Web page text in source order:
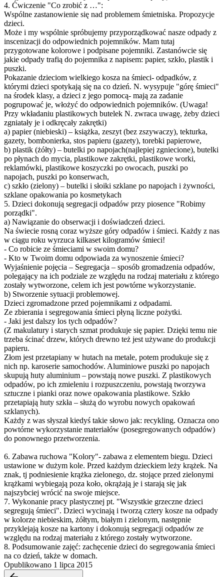
4. Ćwiczenie "Co zrobić z …":
Wspólne zastanowienie się nad problemem śmietniska. Propozycje
dzieci.
Może i my wspólnie spróbujemy przyporządkować nasze odpady z
inscenizacji do odpowiednich pojemników. Mam tutaj
przygotowane kolorowe i podpisane pojemniki. Zastanówcie się
jakie odpady trafią do pojemnika z napisem: papier, szkło, plastik i
puszki.
Pokazanie dzieciom wielkiego kosza na śmieci- odpadków, z
którymi dzieci spotykają się na co dzień. N. wysypuje "górę śmieci"
na środek klasy, a dzieci z jego pomocą- mają za zadanie
pogrupować je, włożyć do odpowiednich pojemników. (Uwaga!
Przy wkładaniu plastikowych butelek N. zwraca uwagę, żeby dzieci
zgniatały je i odkręcały zakrętki)
a) papier (niebieski) – książka, zeszyt (bez zszywaczy), tekturka,
gazety, bombonierka, stos papieru (gazety), torebki papierowe,
b) plastik (żółty) – butelki po napojach(najlepiej zgniecione), butelki
po płynach do mycia, plastikowe zakrętki, plastikowe worki,
reklamówki, plastikowe koszyczki po owocach, puszki po
napojach, puszki po konserwach,
c) szkło (zielony) – butelki i słoiki szklane po napojach i żywności,
szklane opakowania po kosmetykach
5. Dzieci dokonują segregacji odpadów przy piosence "Robimy
porządki".
a) Nawiązanie do obserwacji i doświadczeń dzieci.
Na świecie rosną coraz wyższe góry odpadów i śmieci. Każdy z nas
w ciągu roku wyrzuca kilkaset kilogramów śmieci!
- Co robicie ze śmieciami w swoim domu?
- Kto w Twoim domu odpowiada za wynoszenie śmieci?
Wyjaśnienie pojęcia – Segregacja – sposób gromadzenia odpadów,
polegający na ich podziale ze względu na rodzaj materiału z którego
zostały wytworzone, celem ich jest powtórne wykorzystanie.
b) Stworzenie sytuacji problemowej.
Dzieci zgromadzone przed pojemnikami z odpadami.
Ze zbierania i segregowania śmieci płyną liczne pożytki.
- Jaki jest dalszy los tych odpadów?
(Z makulatury i starych szmat produkuje się papier. Dzięki temu nie
trzeba ścinać drzew, których drewno też jest używane do produkcji
papieru.
Złom jest przetapiany w hutach na metale, potem produkuje się z
nich np. karoserie samochodów. Aluminiowe puszki po napojach
skupują huty aluminium – powstają nowe puszki. Z plastikowych
odpadów, po ich zmieleniu i rozpuszczeniu, powstają tworzywa
sztuczne i pianki oraz nowe opakowania plastikowe. Szkło
przetapiają huty szkła – służą do wyrobu nowych opakowań
szklanych).
Każdy z was słyszał kiedyś takie słowo jak: recykling. Oznacza ono
powtórne wykorzystanie materiałów (posegregowanych odpadów)
do ponownego przetworzenia.
6. Zabawa ruchowa "Kolory"- zabawa z elementem biegu. Dzieci
ustawione w dużym kole. Przed każdym dzieckiem leży krążek. Na
znak, tj podniesienie krążka zielonego, dz. stojące przed zielonymi
krążkami wybiegają poza koło, okrążają je i starają się jak
najszybciej wrócić na swoje miejsce.
7. Wykonanie pracy plastycznej pt. "Wszystkie grzeczne dzieci
segregują śmieci". Dzieci wycinają i tworzą cztery kosze na odpady
w kolorze niebieskim, żółtym, białym i zielonym, następnie
przyklejają kosze na kartony i dokonują segregacji odpadów ze
względu na rodzaj materiału z którego zostały wytworzone.
8. Podsumowanie zajęć: zachęcenie dzieci do segregowania śmieci
na co dzień, także w domach.
Opublikowano 1 lipca 2015